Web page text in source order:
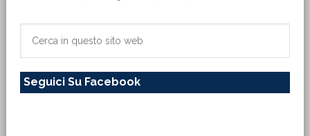
primaria
sito
Seguici Su Facebook